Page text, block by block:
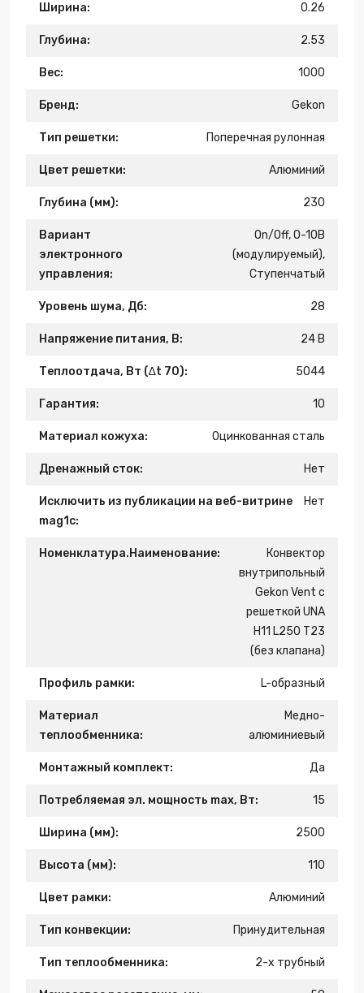
Ширина: 0.26
Глубина: 2.53
Вес: 1000
Бренд: Gekon
Тип решетки: Поперечная рулонная
Цвет решетки: Алюминий
Глубина (мм): 230
Вариант
электронного
управления:
On/Off, 0-10B
(модулируемый),
Ступенчатый
Уровень шума, Дб: 28
Напряжение питания, В: 24 В
Теплоотдача, Вт (∆t 70): 5044
Гарантия: 10
Материал кожуха: Оцинкованная сталь
Дренажный сток: Нет
Исключить из публикации на веб-витрине
mag1c:
Нет
Номенклатура.Наименование:
Конвектор
внутрипольный
Gekon Vent с
решеткой UNA
H11 L250 T23
(без клапана)
Профиль рамки: L-образный
Материал
теплообменника:
Медно-
алюминиевый
Монтажный комплект: Да
Потребляемая эл. мощность max, Вт: 15
Ширина (мм): 2500
Высота (мм): 110
Цвет рамки: Алюминий
Тип конвекции: Принудительная
Тип теплообменника: 2-х трубный